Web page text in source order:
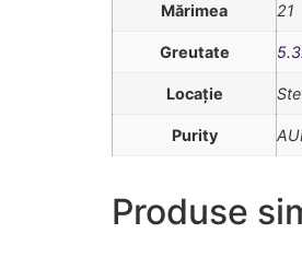
Mărimea 21
Greutate
Locație
Purity
Produse